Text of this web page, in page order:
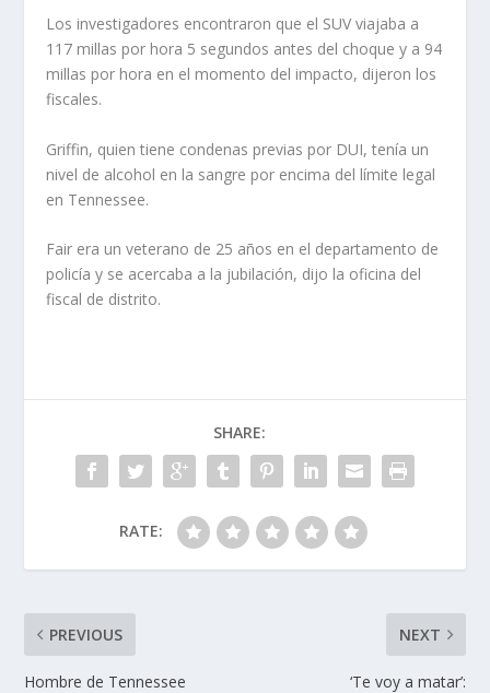
Los investigadores encontraron que el SUV viajaba a
117 millas por hora 5 segundos antes del choque y a 94
millas por hora en el momento del impacto, dijeron los
fiscales.
Griffin, quien tiene condenas previas por DUI, tenía un
nivel de alcohol en la sangre por encima del límite legal
en Tennessee.
Fair era un veterano de 25 años en el departamento de
policía y se acercaba a la jubilación, dijo la oficina del
fiscal de distrito.
SHARE:
RATE:
PREVIOUS
Hombre de Tennessee
NEXT
‘Te voy a matar’: